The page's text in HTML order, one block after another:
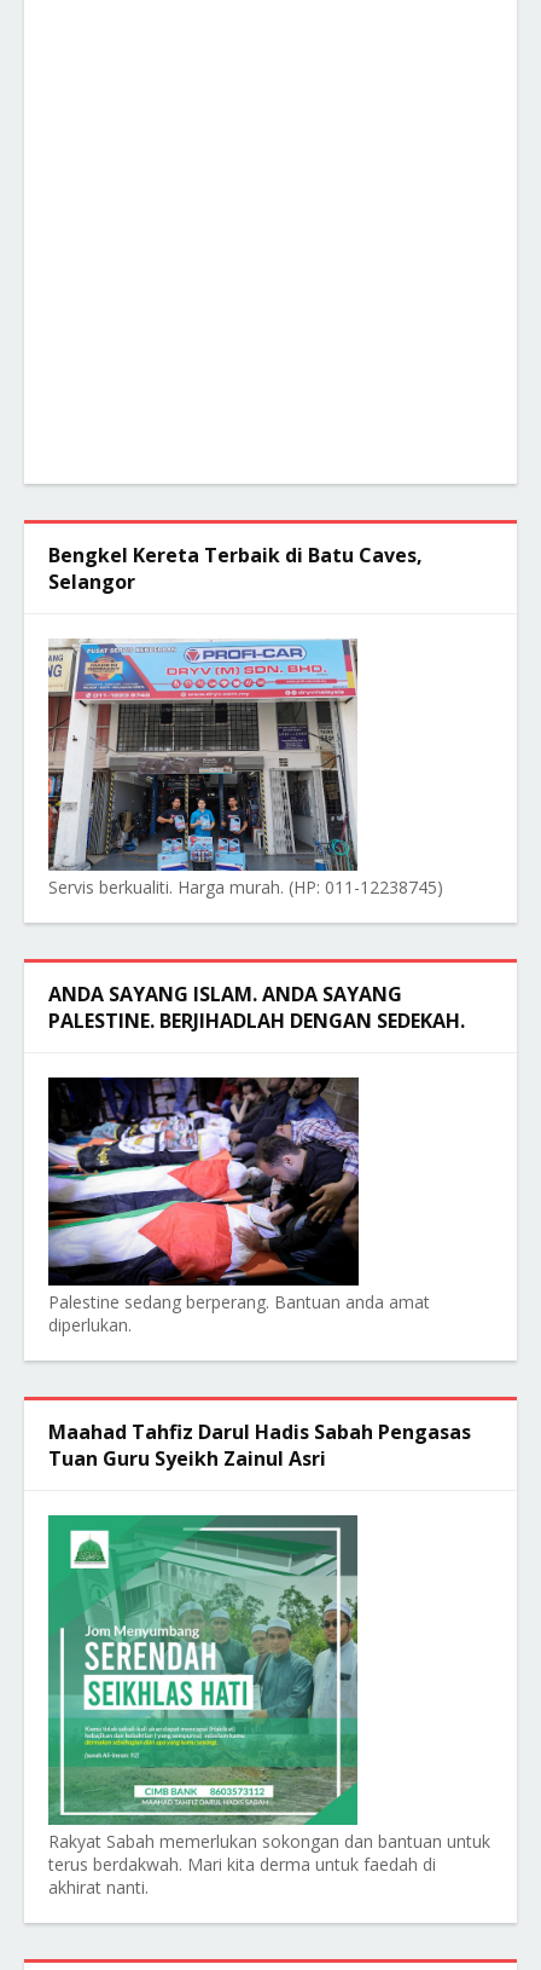
Bengkel Kereta Terbaik di Batu Caves,
Selangor
Servis berkualiti. Harga murah. (HP: 011-12238745)
ANDA SAYANG ISLAM. ANDA SAYANG
PALESTINE. BERJIHADLAH DENGAN SEDEKAH.
Palestine sedang berperang. Bantuan anda amat
diperlukan.
Maahad Tahfiz Darul Hadis Sabah Pengasas
Tuan Guru Syeikh Zainul Asri
Rakyat Sabah memerlukan sokongan dan bantuan untuk
terus berdakwah. Mari kita derma untuk faedah di
akhirat nanti.